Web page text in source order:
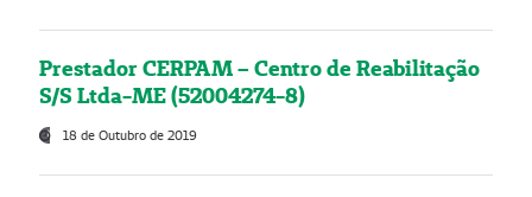
Prestador CERPAM – Centro de Reabilitação
S/S Ltda-ME (52004274-8)
18 de Outubro de 2019